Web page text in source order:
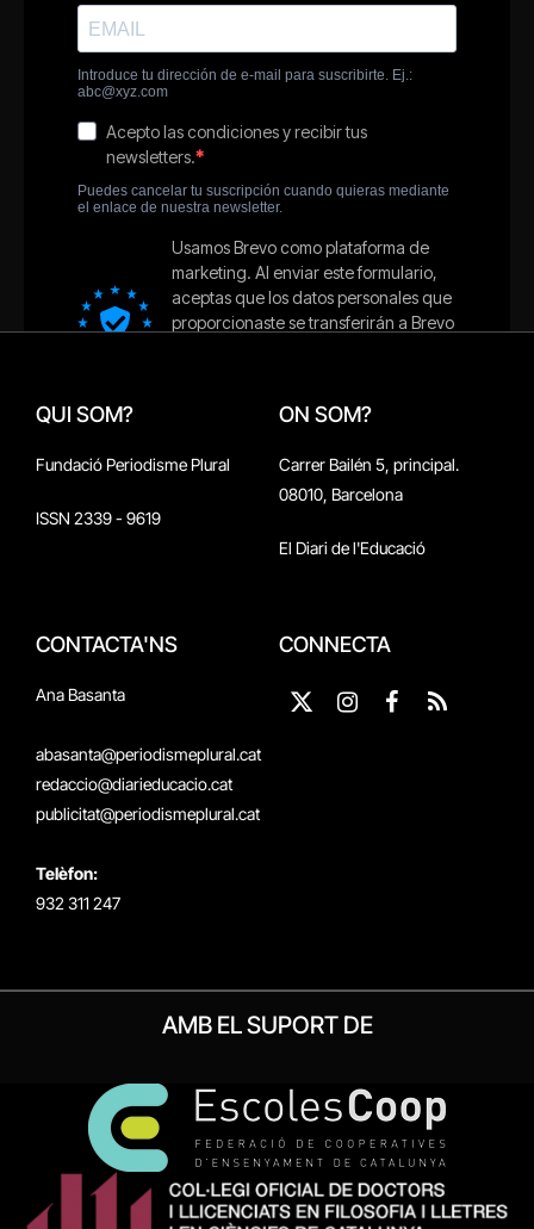
QUI SOM?
Fundació Periodisme Plural
ISSN 2339 - 9619
ON SOM?
Carrer Bailén 5, principal.
08010, Barcelona
El Diari de l'Educació
CONTACTA'NS
Ana Basanta
abasanta@periodismeplural.cat
redaccio@diarieducacio.cat
publicitat@periodismeplural.cat
Telèfon:
932 311 247
CONNECTA
X
Instagram
Facebook
RSS
AMB EL SUPORT DE